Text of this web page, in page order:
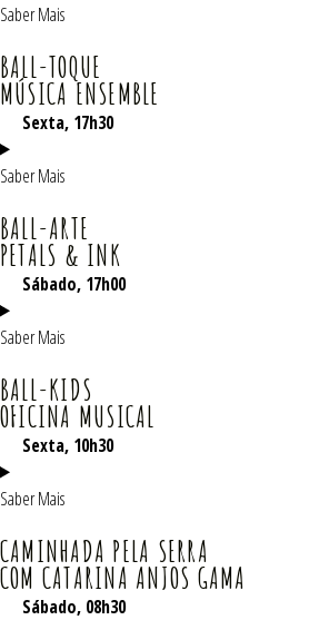
Saber Mais
BALL-TOQUE
MÚSICA ENSEMBLE
Sexta, 17h30
Saber Mais
BALL-ARTE
PETALS & INK
Sábado, 17h00
Saber Mais
BALL-KIDS
OFICINA MUSICAL
Sexta, 10h30
Saber Mais
CAMINHADA PELA SERRA
COM CATARINA ANJOS GAMA
Sábado, 08h30